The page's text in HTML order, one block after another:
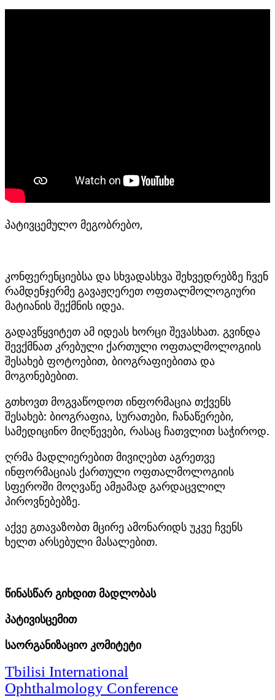
პატივცემულო მეგობრებო,
კონფერენციებსა და სხვადასხვა შეხვედრებზე ჩვენ
რამდენჯერმე გავაჟღერეთ ოფთალმოლოგიური
მატიანის შექმნის იდეა.
გადავწყვიტეთ ამ იდეას ხორცი შევასხათ. გვინდა
შევქმნათ კრებული ქართული ოფთალმოლოგიის
შესახებ ფოტოებით, ბიოგრაფიებითა და
მოგონებებით.
გთხოვთ მოგვაწოდოთ ინფორმაცია თქვენს
შესახებ: ბიოგრაფია, სურათები, ჩანაწერები,
სამედიცინო მიღწევები, რასაც ჩათვლით საჭიროდ.
ღრმა მადლიერებით მივიღებთ აგრეთვე
ინფორმაციას ქართული ოფთალმოლოგიის
სფეროში მოღვაწე ამჟამად გარდაცვლილ
პიროვნებებზე.
აქვე გთავაზობთ მცირე ამონარიდს უკვე ჩვენს
ხელთ არსებული მასალებით.
წინასწარ გიხდით მადლობას
პატივისცემით
საორგანიზაციო კომიტეტი
Tbilisi International
Ophthalmology Conference